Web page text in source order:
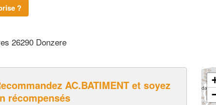
?
26290 Donzere
AC.BATIMENT et soyez
récompensés